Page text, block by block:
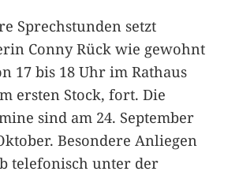
Sprechstunden setzt
Conny Rück wie gewohnt
17 bis 18 Uhr im Rathaus
ersten Stock, fort. Die
sind am 24. September
Besondere Anliegen
telefonisch unter der